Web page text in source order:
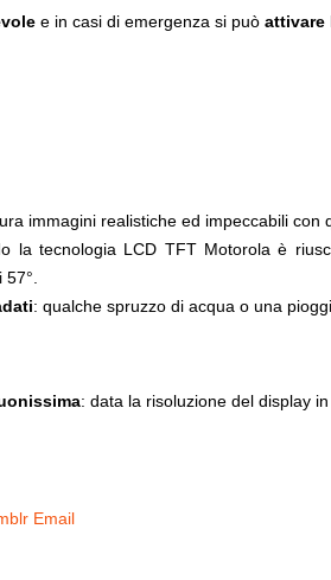
e in casi di emergenza si può attivare
immagini realistiche ed impeccabili con
la tecnologia LCD TFT Motorola è
57°.
: qualche spruzzo di acqua o una
: data la risoluzione del display
Email